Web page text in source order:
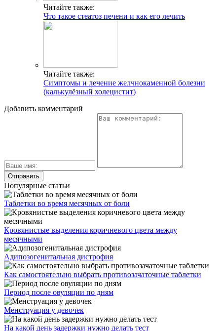
Читайте также:
Что такое стеатоз печени и как его лечить
Читайте также:
Симптомы и лечение желчнокаменной болезни
(калькулёзный холецистит)
Добавить комментарий
Популярные статьи
Таблетки во время месячных от боли
Кровянистые выделения коричневого цвета между
месячными
Адипозогенитальная дистрофия
Как самостоятельно выбрать противозачаточные таблетки
Период после овуляции по дням
Менструация у девочек
На какой день задержки нужно делать тест